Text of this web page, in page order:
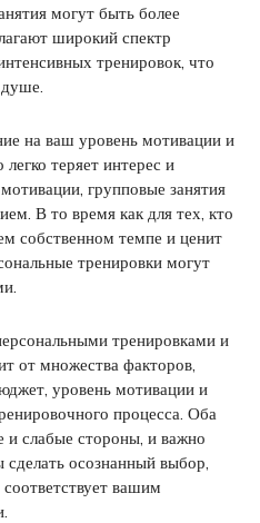
могут быть более
широкий спектр
тренировок, что
на ваш уровень мотивации и
теряет интерес и
групповые занятия
В то время как для тех, кто
собственном темпе и ценит
тренировки могут
тренировками и
от множества факторов,
уровень мотивации и
процесса. Оба
и слабые стороны, и важно
сделать осознанный выбор,
вашим